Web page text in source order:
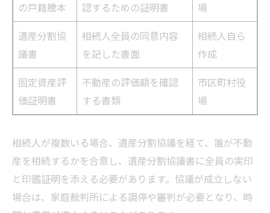
の戸籍謄本
認するための証明書
場
遺産分割協
議書
相続人全員の同意内容
を記した書面
相続人自ら
作成
固定資産評
価証明書
不動産の評価額を確認
する書類
市区町村役
場
相続人が複数いる場合、遺産分割協議を経て、誰が不動
産を相続するかを合意し、遺産分割協議書に全員の実印
と印鑑証明を添える必要があります。協議が成立しない
場合は、家庭裁判所による調停や審判が必要となり、時